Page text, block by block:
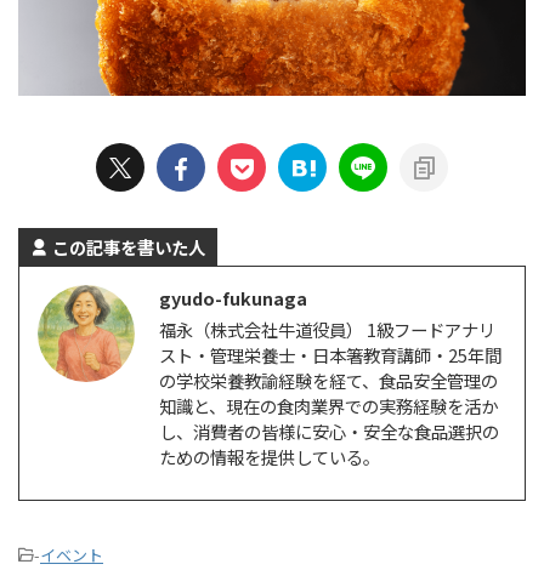
この記事を書いた人
gyudo-fukunaga
福永（株式会社牛道役員） 1級フードアナリ
スト・管理栄養士・日本箸教育講師・25年間
の学校栄養教諭経験を経て、食品安全管理の
知識と、現在の食肉業界での実務経験を活か
し、消費者の皆様に安心・安全な食品選択の
ための情報を提供している。
-イベント